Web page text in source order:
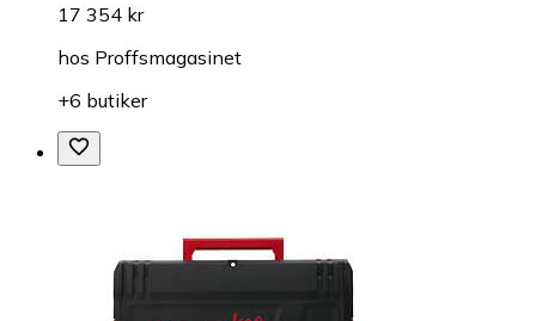
17 354 kr
hos Proffsmagasinet
+6 butiker